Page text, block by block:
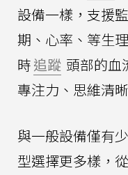
設備一樣，支援
期、心率、等生理
時追蹤 頭部的血
專注力、思維清
與一般設備僅有
型選擇更多樣，